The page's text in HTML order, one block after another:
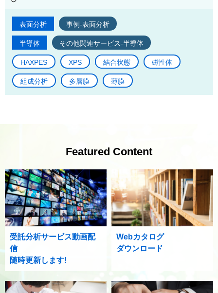
表面分析 事例-表面分析
半導体 その他関連サービス-半導体
HAXPES XPS 結合状態 磁性体
組成分析 多層膜 薄膜
Featured Content
受託分析サービス動画配
信
随時更新します!
Webカタログ
ダウンロード